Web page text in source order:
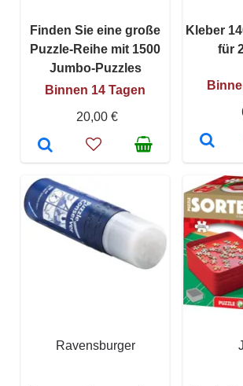
Finden Sie eine große
Puzzle-Reihe mit 1500
Jumbo-Puzzles
Binnen 14 Tagen
20,00 €
Kleber
für
Ravensburger